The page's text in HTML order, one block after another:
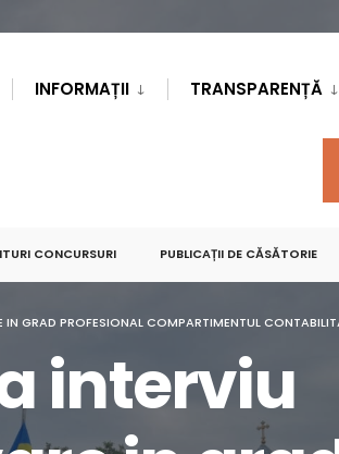
INFORMAȚII TRANSPARENȚĂ
CONCURSURI PUBLICAȚII DE CĂSĂTORIE
GRAD PROFESIONAL COMPARTIMENTUL
interviu